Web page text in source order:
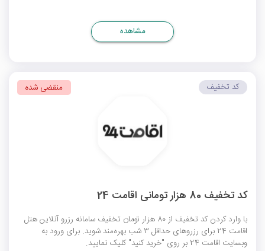
مشاهده
کد تخفیف 80 هزار تومانی اقامت 24
با وارد کردن کد تخفیف از 80 هزار تومان تخفیف سامانه رزرو آنلاین هتل
اقامت 24 برای رزروهای حداقل 3 شب بهره‌مند شوید. برای ورود به
وبسایت اقامت 24 بر روی "خرید کنید" کلیک نمایید.
کد تخفیف منقضی شده